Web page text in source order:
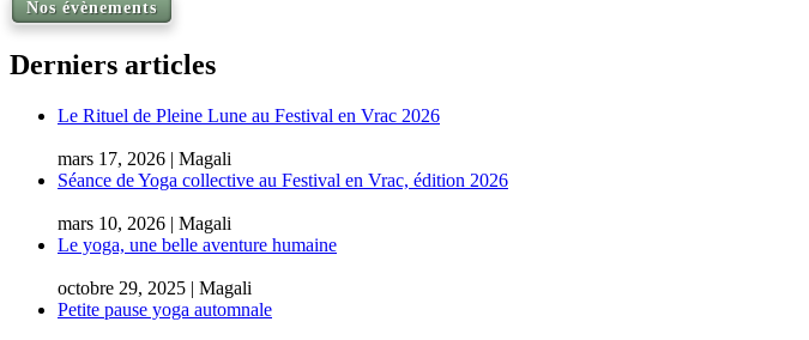
Nos évènements
Derniers articles
Le Rituel de Pleine Lune au Festival en Vrac 2026
mars 17, 2026 | Magali
Séance de Yoga collective au Festival en Vrac, édition 2026
mars 10, 2026 | Magali
Le yoga, une belle aventure humaine
octobre 29, 2025 | Magali
Petite pause yoga automnale